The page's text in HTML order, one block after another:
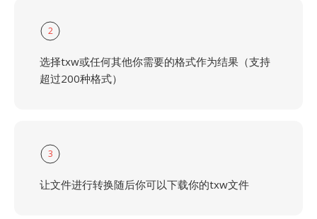
2
选择txw或任何其他你需要的格式作为结果（支持
超过200种格式）
3
让文件进行转换随后你可以下载你的txw文件